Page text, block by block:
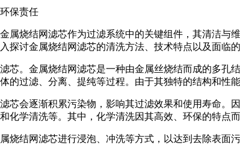
保责任
属烧结网滤芯作为过滤系统中的关键组件，其清洁
探讨金属烧结网滤芯的清洗方法、技术特点以及面临
芯。金属烧结网滤芯是一种由金属丝烧结而成的多
的过滤、分离、提纯等过程。由于其独特的结构和性
芯会逐渐积累污染物，影响其过滤效果和使用寿命
化学清洗等。其中，化学清洗因其高效、环保的特点而
烧结网滤芯进行浸泡、冲洗等方式，以达到去除表